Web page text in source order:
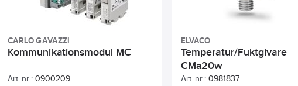
CARLO GAVAZZI
Kommunikationsmodul MC
Art. nr.: 0900209
ELVACO
Temperatur/Fuktgivare
CMa20w
Art. nr.: 0981837